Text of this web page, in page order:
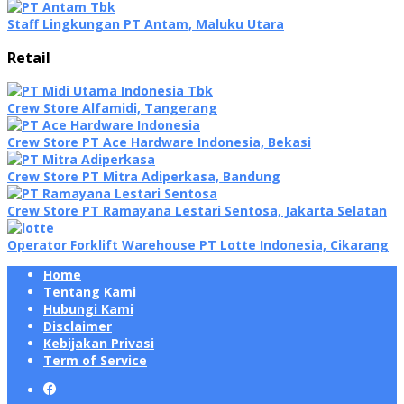
Staff Lingkungan PT Antam, Maluku Utara
Retail
Crew Store Alfamidi, Tangerang
Crew Store PT Ace Hardware Indonesia, Bekasi
Crew Store PT Mitra Adiperkasa, Bandung
Crew Store PT Ramayana Lestari Sentosa, Jakarta Selatan
Operator Forklift Warehouse PT Lotte Indonesia, Cikarang
Home
Tentang Kami
Hubungi Kami
Disclaimer
Kebijakan Privasi
Term of Service